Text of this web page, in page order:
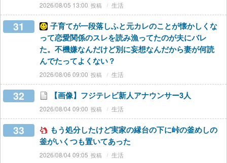
2026/08/05 13:00 生活
31
子育てが一段落しふと元カレのことが懐かしくな
って恋愛関係のスレを読み漁ってたのが夫にバレ
た。不機嫌なんだけど別に妄想なんだから妻が何読
んでたってよくない？
2026/08/06 09:00 生活
32 【画像】フジテレビ新人アナウンサー3人
2026/08/04 09:00 生活
33
もう処分したけど実家の縁台の下に峠の釜めしの
釜がいくつも置いてあった
2026/08/04 09:05 生活